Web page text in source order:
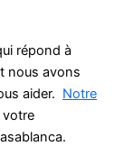
répond à
nous avons
aider. Notre
votre